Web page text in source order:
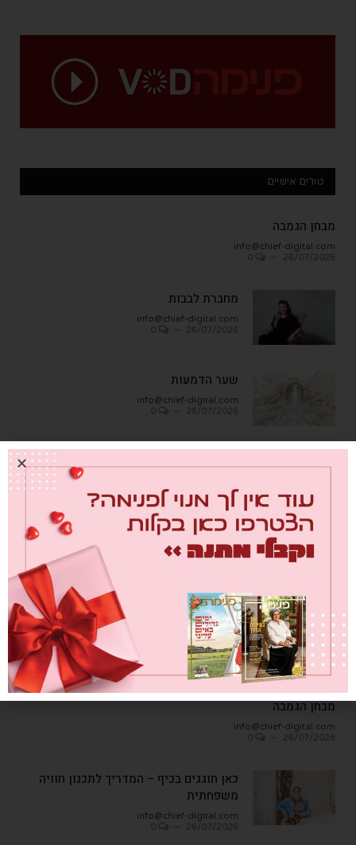
טורים אישיים
מבחן הגמבה
info@chief-digital.com
מחברת לבבות
info@chief-digital.com
שער הדמעות
info@chief-digital.com
"העבודה האמיתית היא לא לחפש אחדות
מלאכותית, אלא ללמוד איך לחיות כאן יחד,
אחד ליד השני, עם הוויכוחים"
info@chief-digital.com
26/07/2026
0
08/07/2026
כתבות אחרונות
מבחן הגמבה
info@chief-digital.com
כאן חוגגים בכיף – המדריך לתכנון חוויה
משפחתית
info@chief-digital.com